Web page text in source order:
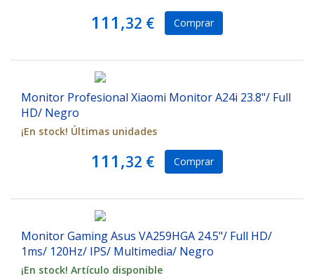
111,32 € Comprar
Monitor Profesional Xiaomi Monitor A24i 23.8"/ Full
HD/ Negro
¡En stock! Últimas unidades
111,32 € Comprar
Monitor Gaming Asus VA259HGA 24.5"/ Full HD/
1ms/ 120Hz/ IPS/ Multimedia/ Negro
¡En stock! Artículo disponible